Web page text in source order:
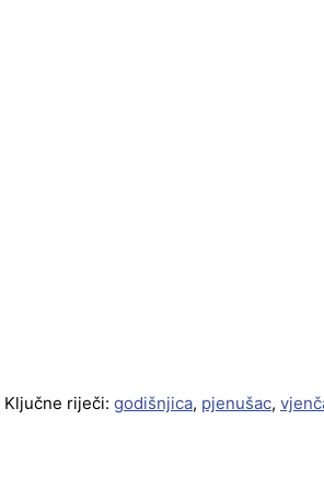
Ključne riječi: godišnjica, pjenušac,